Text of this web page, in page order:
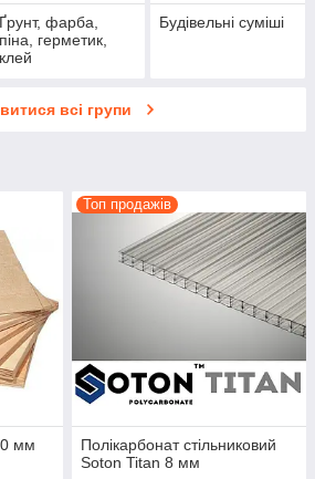
Ґрунт, фарба,
піна, герметик,
клей
Будівельні суміші
всі групи
мм
Топ продажів
Полікарбонат стільниковий
Soton Titan 8 мм